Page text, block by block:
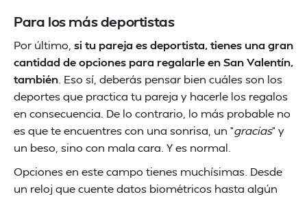
Para los más deportistas
Por último, si tu pareja es deportista, tienes una gran
cantidad de opciones para regalarle en San Valentín,
también . Eso sí, deberás pensar bien cuáles son los
deportes que practica tu pareja y hacerle los regalos
en consecuencia. De lo contrario, lo más probable no
es que te encuentres con una sonrisa, un “gracias” y
un beso, sino con mala cara. Y es normal.
Opciones en este campo tienes muchísimas. Desde
un reloj que cuente datos biométricos hasta algún